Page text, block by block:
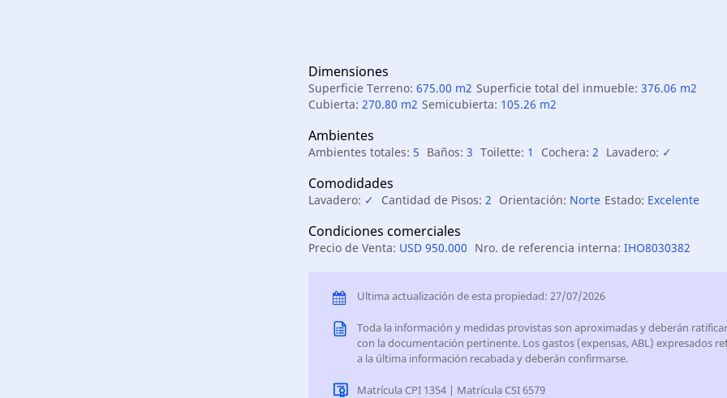
Dimensiones
Superficie Terreno: 675.00 m2 Superficie total del inmueble: 376.06 m2
Cubierta: 270.80 m2 Semicubierta: 105.26 m2
Ambientes
Ambientes totales: 5 Baños: 3 Toilette: 1 Cochera: 2 Lavadero: ✓
Comodidades
Lavadero: ✓ Cantidad de Pisos: 2 Orientación: Norte Estado: Excelente
Condiciones comerciales
Precio de Venta: USD 950.000 Nro. de referencia interna: IHO8030382
Ultima actualización de esta propiedad: 27/07/2026
Toda la información y medidas provistas son aproximadas y deberán
con la documentación pertinente. Los gastos (expensas, ABL) expresados
a la última información recabada y deberán confirmarse.
Matrícula CPI 1354 | Matrícula CSI 6579